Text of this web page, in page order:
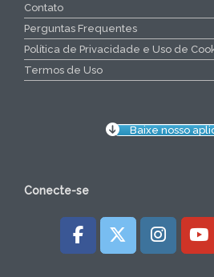
Contato
Perguntas Frequentes
Política de Privacidade e Uso de
Termos de Uso
Baixe nosso
Conecte-se